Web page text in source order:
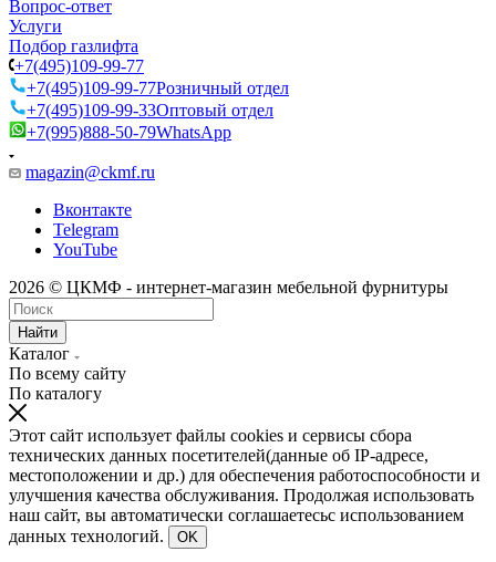
Вопрос-ответ
Услуги
Подбор газлифта
+7(495)109-99-77
+7(495)109-99-77Розничный отдел
+7(495)109-99-33Оптовый отдел
+7(995)888-50-79WhatsApp
magazin@ckmf.ru
Вконтакте
Telegram
YouTube
2026 © ЦКМФ - интернет-магазин мебельной фурнитуры
Найти
Каталог
По всему сайту
По каталогу
Этот сайт использует файлы cookies и сервисы сбора
технических данных посетителей(данные об IP-адресе,
местоположении и др.) для обеспечения работоспособности и
улучшения качества обслуживания. Продолжая использовать
наш сайт, вы автоматически соглашаетесьс использованием
данных технологий.
OK